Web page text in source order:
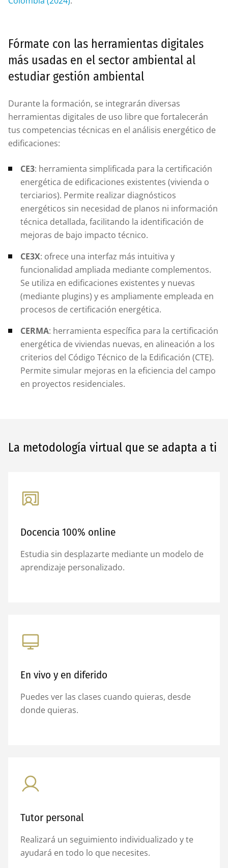
Fórmate con las herramientas digitales
más usadas en el sector ambiental al
estudiar gestión ambiental
Durante la formación, se integrarán diversas
herramientas digitales de uso libre que fortalecerán
tus competencias técnicas en el análisis energético de
edificaciones:
CE3: herramienta simplificada para la certificación
energética de edificaciones existentes (vivienda o
terciarios). Permite realizar diagnósticos
energéticos sin necesidad de planos ni información
técnica detallada, facilitando la identificación de
mejoras de bajo impacto técnico.
CE3X: ofrece una interfaz más intuitiva y
funcionalidad ampliada mediante complementos.
Se utiliza en edificaciones existentes y nuevas
(mediante plugins) y es ampliamente empleada en
procesos de certificación energética.
CERMA: herramienta específica para la certificación
energética de viviendas nuevas, en alineación a los
criterios del Código Técnico de la Edificación (CTE).
Permite simular mejoras en la eficiencia del campo
en proyectos residenciales.
La metodología virtual que se adapta a ti
Docencia 100% online
Estudia sin desplazarte mediante un modelo de
aprendizaje personalizado.
En vivo y en diferido
Puedes ver las clases cuando quieras, desde
donde quieras.
Tutor personal
Realizará un seguimiento individualizado y te
ayudará en todo lo que necesites.